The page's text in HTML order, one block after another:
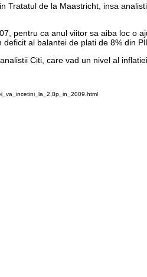
de la Maastricht, insa
pentru ca anul viitor sa aiba loc o
al balantei de plati de 8% din
Citi, care vad un nivel al